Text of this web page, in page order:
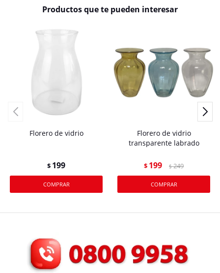
Productos que te pueden interesar
Florero de vidrio
$ 199
Florero de vidrio
transparente labrado
$ 199 $ 249